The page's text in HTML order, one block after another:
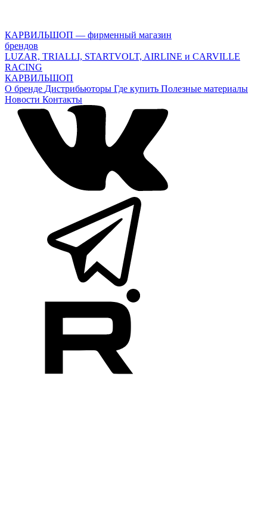
КАРВИЛЬШОП — фирменный магазин
брендов
LUZAR, TRIALLI, STARTVOLT, AIRLINE и CARVILLE
RACING
КАРВИЛЬШОП
О бренде Дистрибьюторы Где купить Полезные материалы
Новости Контакты